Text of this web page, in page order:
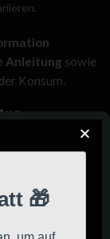
Anleitung sowie
Konsum.
zur
es immer eine